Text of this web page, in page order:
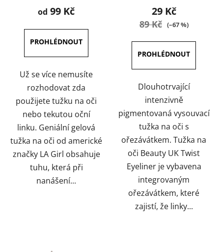
produktu
4,0
z
5
hvězdiček.
od 99 Kč
Už se více nemusíte
rozhodovat zda
použijete tužku na oči
nebo tekutou oční
linku. Geniální gelová
tužka na oči od americké
značky LA Girl obsahuje
tuhu, která při
nanášení...
produktu
5
hvězdiček.
29 Kč
89 Kč (–67 %)
Dlouhotrvající
intenzivně
pigmentovaná vysouvací
tužka na oči s
ořezávátkem. Tužka na
oči Beauty UK Twist
Eyeliner je vybavena
integrovaným
ořezávátkem, které
zajistí, že linky...